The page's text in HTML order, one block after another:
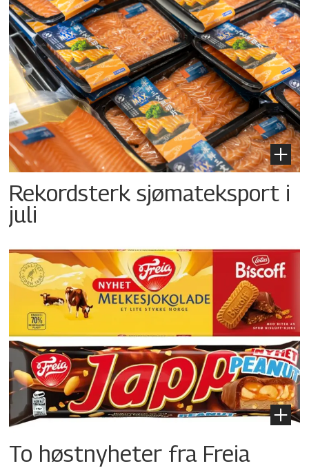
Rekordsterk sjømateksport i
juli
To høstnyheter fra Freia